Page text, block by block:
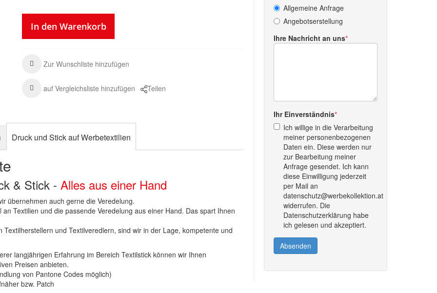
In den Warenkorb
Zur Wunschliste hinzufügen
auf Vergleichsliste hinzufügen Teilen
Allgemeine Anfrage
Angebotserstellung
Ihre Nachricht an uns
Ihr Einverständnis
Ich willige in die Verarbeitung
meiner personenbezogenen
Daten ein. Diese werden nur
zur Bearbeitung meiner
Anfrage gesendet. Ich kann
diese Einwilligung jederzeit
per Mail an
datenschutz@werbekollektion.at
widerrufen. Die
Datenschutzerklärung habe
ich gelesen und akzeptiert.
Absenden
Druck und Stick auf Werbetextilien
& Stick -Alles aus einer Hand
übernehmen auch gerne die Veredelung.
Textilien und die passende Veredelung aus einer Hand. Das spart Ihnen
und Textilveredlern, sind wir in der Lage, kompetente und
langjährigen Erfahrung im Bereich Textilstick können wir Ihnen
Preisen anbieten.
von Pantone Codes möglich)
bzw. Patch